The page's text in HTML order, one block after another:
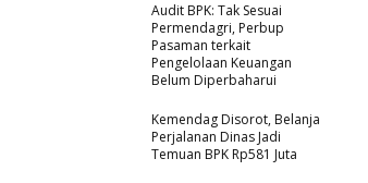
Audit BPK: Tak Sesuai
Permendagri, Perbup
Pasaman terkait
Pengelolaan Keuangan
Belum Diperbaharui
Kemendag Disorot, Belanja
Perjalanan Dinas Jadi
Temuan BPK Rp581 Juta